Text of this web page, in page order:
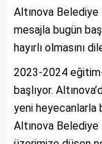
Altınova Belediye
mesajla bugün
hayırlı olmasını
2023-2024
başlıyor.
yeni heyecanlarla
Altınova Belediye